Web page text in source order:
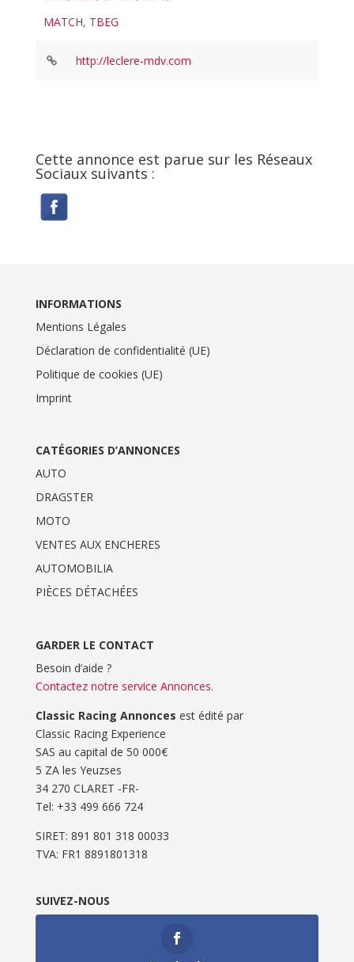
MATCH, TBEG
http://leclere-mdv.com
Cette annonce est parue sur les Réseaux
Sociaux suivants :
INFORMATIONS
Mentions Légales
Déclaration de confidentialité (UE)
Politique de cookies (UE)
Imprint
CATÉGORIES D’ANNONCES
AUTO
DRAGSTER
MOTO
VENTES AUX ENCHERES
AUTOMOBILIA
PIÈCES DÉTACHÉES
GARDER LE CONTACT
Besoin d’aide ?
Contactez notre service Annonces.
Classic Racing Annonces est édité par
Classic Racing Experience
SAS au capital de 50 000€
5 ZA les Yeuzses
34 270 CLARET -FR-
Tel: ‭+33 499 666 724‬
SIRET: 891 801 318 00033
TVA: FR1 8891801318
SUIVEZ-NOUS